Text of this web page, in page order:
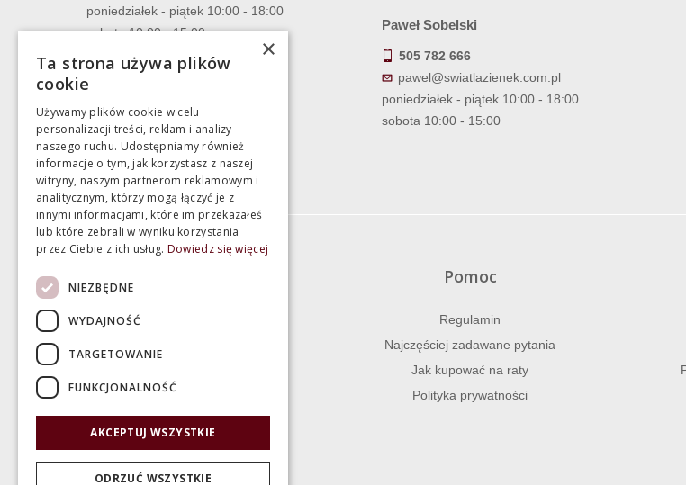
poniedziałek - piątek 10:00 - 18:00
sobota 10:00 - 15:00
Paweł Sobelski
505 782 666
pawel@swiatlazienek.com.pl
poniedziałek - piątek 10:00 - 18:00
sobota 10:00 - 15:00
Termin realizacji zamówienia
Gwarancja i serwis
Zwrot towaru
Pomoc
Regulamin
Najczęściej zadawane pytania
Jak kupować na raty
Polityka prywatności
×
Ta strona używa plików
cookie
Używamy plików cookie w celu
personalizacji treści, reklam i analizy
naszego ruchu. Udostępniamy również
informacje o tym, jak korzystasz z naszej
witryny, naszym partnerom reklamowym i
analitycznym, którzy mogą łączyć je z
innymi informacjami, które im przekazałeś
lub które zebrali w wyniku korzystania
przez Ciebie z ich usług. Dowiedz się więcej
NIEZBĘDNE
WYDAJNOŚĆ
TARGETOWANIE
FUNKCJONALNOŚĆ
AKCEPTUJ WSZYSTKIE
ODRZUĆ WSZYSTKIE